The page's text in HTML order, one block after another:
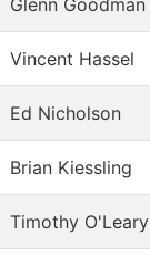
Glenn Goodman
Vincent Hassel
Ed Nicholson
Brian Kiessling
Timothy O'Leary